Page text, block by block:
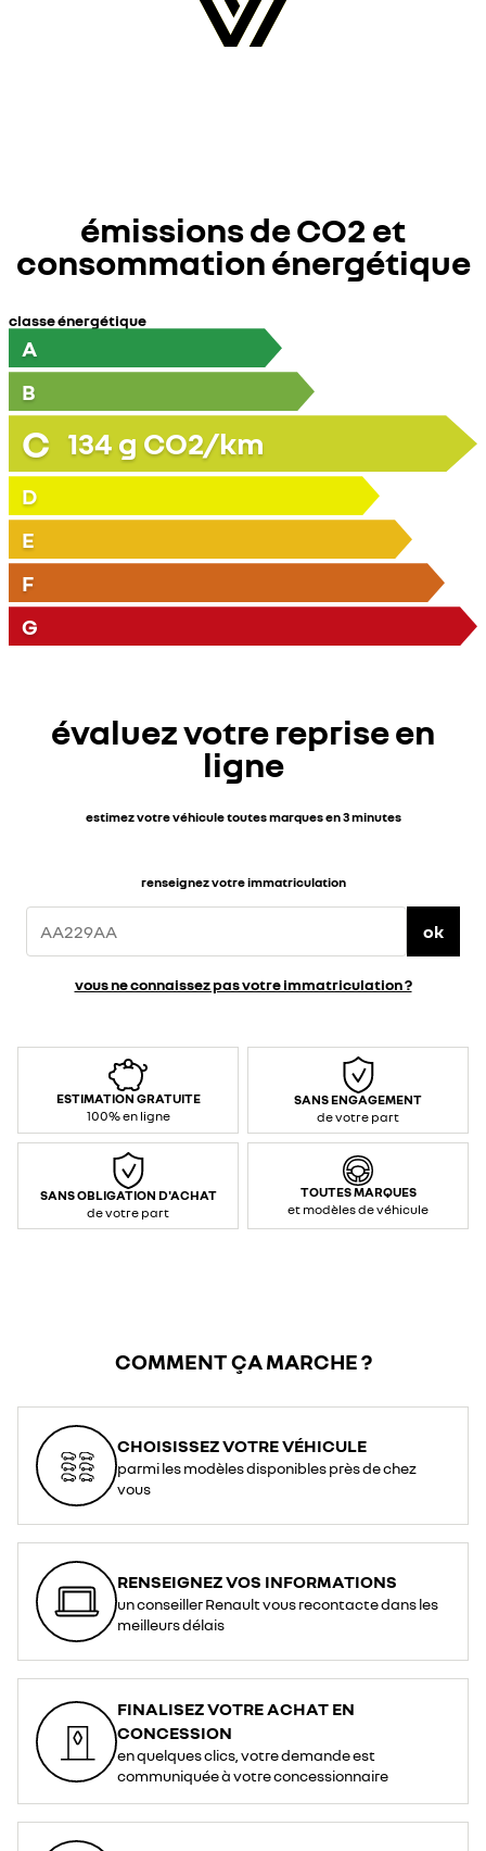
émissions de CO2 et
consommation énergétique
classe énergétique
A
B
C 134 g CO2/km
D
E
F
G
évaluez votre reprise en
ligne
estimez votre véhicule toutes marques en 3 minutes
renseignez votre immatriculation
ok
vous ne connaissez pas votre immatriculation ?
ESTIMATION GRATUITE
100% en ligne
SANS ENGAGEMENT
de votre part
SANS OBLIGATION D'ACHAT
de votre part
TOUTES MARQUES
et modèles de véhicule
COMMENT ÇA MARCHE ?
CHOISISSEZ VOTRE VÉHICULE
parmi les modèles disponibles près de chez
vous
RENSEIGNEZ VOS INFORMATIONS
un conseiller Renault vous recontacte dans les
meilleurs délais
FINALISEZ VOTRE ACHAT EN
CONCESSION
en quelques clics, votre demande est
communiquée à votre concessionnaire